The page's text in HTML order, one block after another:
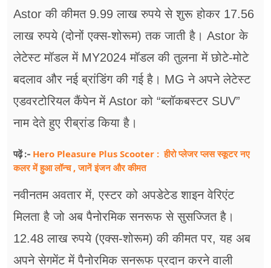
Astor की कीमत 9.99 लाख रुपये से शुरू होकर 17.56
लाख रुपये (दोनों एक्स-शोरूम) तक जाती है। Astor के
लेटेस्ट मॉडल में MY2024 मॉडल की तुलना में छोटे-मोटे
बदलाव और नई ब्रांडिंग की गई है। MG ने अपने लेटेस्ट
एडवरटोरियल कैंपेन में Astor को “ब्लॉकबस्टर SUV”
नाम देते हुए रीब्रांड किया है।
पढ़ें :- Hero Pleasure Plus Scooter : हीरो प्लेजर प्लस स्कूटर नए
कलर में हुआ लॉन्च , जानें इंजन और कीमत
नवीनतम अवतार में, एस्टर को अपडेटेड शाइन वेरिएंट
मिलता है जो अब पैनोरमिक सनरूफ से सुसज्जित है।
12.48 लाख रुपये (एक्स-शोरूम) की कीमत पर, यह अब
अपने सेगमेंट में पैनोरमिक सनरूफ प्रदान करने वाली